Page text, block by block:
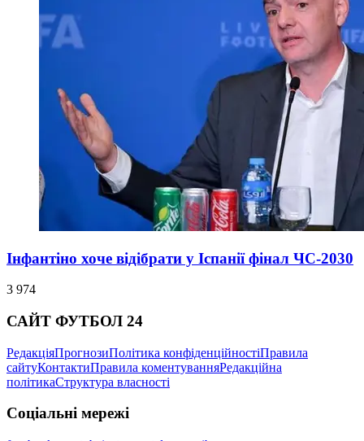
Інфантіно хоче відібрати у Іспанії фінал ЧС-2030
3 974
САЙТ ФУТБОЛ 24
РедакціяПрогнозиПолітика конфіденційностіПравила
сайтуКонтактиПравила коментуванняРедакційна
політикаСтруктура власності
Соціальні мережі